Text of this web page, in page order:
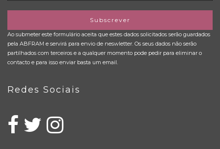
Subscrever
Ao submeter este formulário aceita que estes dados solicitados serão guardados
pela ABFRAM e servirá para envio de neswletter. Os seus dados não serão
partilhados com terceiros e a qualquer momento pode pedir para eliminar o
contacto e para isso enviar basta um email.
Redes Sociais